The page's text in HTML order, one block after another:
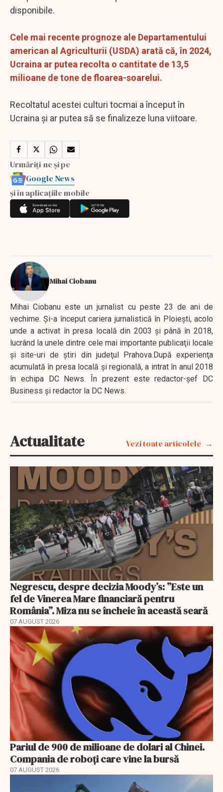
disponibile.
Cele mai recente prognoze ale Departamentului
american al Agriculturii (USDA) arată că, în 2024,
Ucraina ar putea recolta o cantitate de 13,5
milioane de tone de floarea-soarelui.
Recoltatul acestei culturi tocmai a început în
Ucraina şi ar putea să se finalizeze luna viitoare.
Urmăriți-ne și pe
Google News
și în aplicațiile mobile
Mihai Ciobanu
Mihai Ciobanu este un jurnalist cu peste 23 de ani de
vechime. Şi-a început cariera jurnalistică în Ploieşti, acolo
unde a activat în presa locală din 2003 şi până în 2018,
lucrând la unele dintre cele mai importante publicaţii locale
şi site-uri de ştiri din judeţul Prahova.După experienţa
acumulată în presa locală şi regională, a intrat în anul 2018
în echipa DC News. În prezent este redactor-şef DC
Business şi redactor la DC News.
Actualitate Vezi toate articolele
Negrescu, despre decizia Moody’s: ”Este un
fel de Vinerea Mare financiară pentru
România”. Miza nu se încheie în această seară
07 AUGUST 2026
Pariul de 900 de milioane de dolari al Chinei.
Compania de roboți care vine la bursă
07 AUGUST 2026